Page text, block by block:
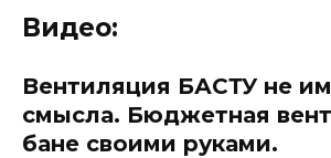
Видео:
Вентиляция БАСТУ не
смысла. Бюджетная
бане своими руками.